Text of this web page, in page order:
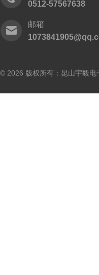
0512-57567638
邮箱
© 2026 版权所有：昆山宇毅